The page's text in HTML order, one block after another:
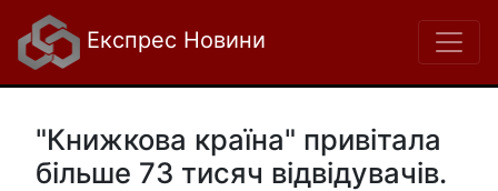
Експрес Новини
"Книжкова країна" привітала
більше 73 тисяч відвідувачів.